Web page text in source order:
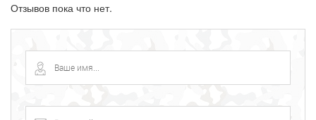
Отзывов пока что нет.